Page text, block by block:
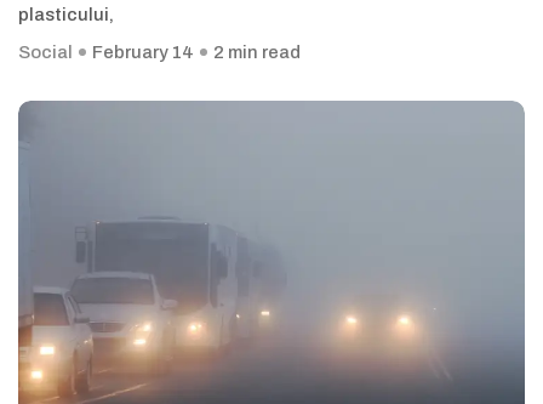
plasticului,
Social
February 14 2 min read